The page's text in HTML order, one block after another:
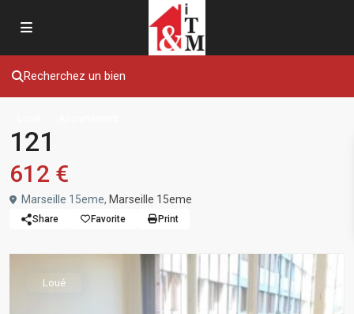
Recherchez un bien
121
612 €
Marseille 15eme, Marseille 15eme
Share Favorite Print
Loué